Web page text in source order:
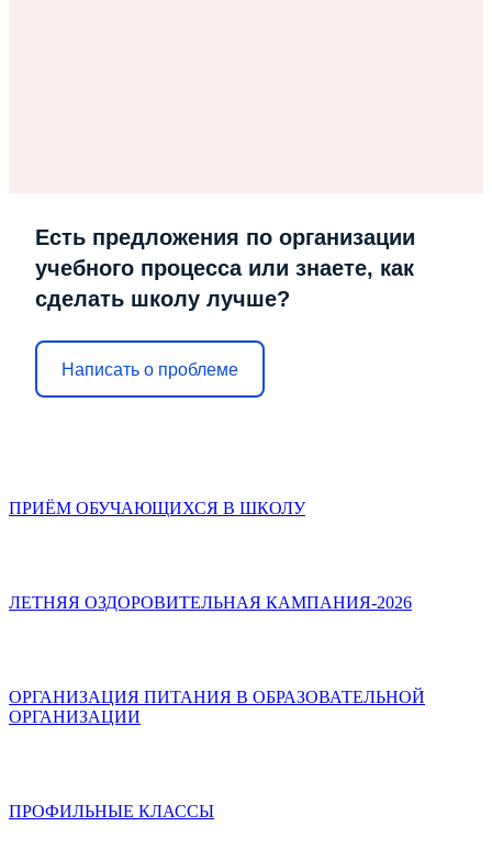
Есть предложения по организации
учебного процесса или знаете, как
сделать школу лучше?
Написать о проблеме
ПРИЁМ ОБУЧАЮЩИХСЯ В ШКОЛУ
ЛЕТНЯЯ ОЗДОРОВИТЕЛЬНАЯ КАМПАНИЯ-2026
ОРГАНИЗАЦИЯ ПИТАНИЯ В ОБРАЗОВАТЕЛЬНОЙ
ОРГАНИЗАЦИИ
ПРОФИЛЬНЫЕ КЛАССЫ